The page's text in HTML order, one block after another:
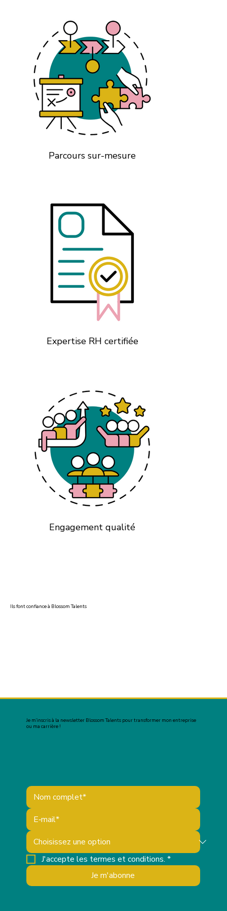
Expertise RH certifiée
Parcours sur-mesure
Engagement qualité
Ils font confiance à Blossom Talents
Je m’inscris à la newsletter Blossom Talents pour transformer mon entreprise
ou ma carrière !
J'accepte les termes et conditions. *
Je m'abonne